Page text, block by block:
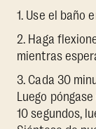
1. Use el baño
2. Haga
mientras
3. Cada 30
Luego
10 segundos,